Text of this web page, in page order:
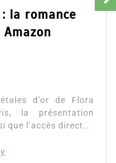
de Flora
direct...